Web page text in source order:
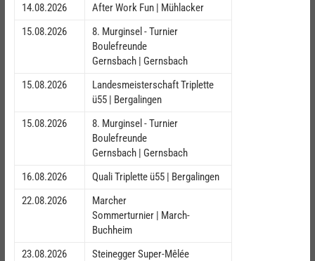
14.08.2026
After Work Fun | Mühlacker
15.08.2026
8. Murginsel - Turnier
Boulefreunde
Gernsbach | Gernsbach
15.08.2026
Landesmeisterschaft Triplette
ü55 | Bergalingen
15.08.2026
8. Murginsel - Turnier
Boulefreunde
Gernsbach | Gernsbach
16.08.2026
Quali Triplette ü55 | Bergalingen
22.08.2026
Marcher
Sommerturnier | March-
Buchheim
23.08.2026
Steinegger Super-Mêlée